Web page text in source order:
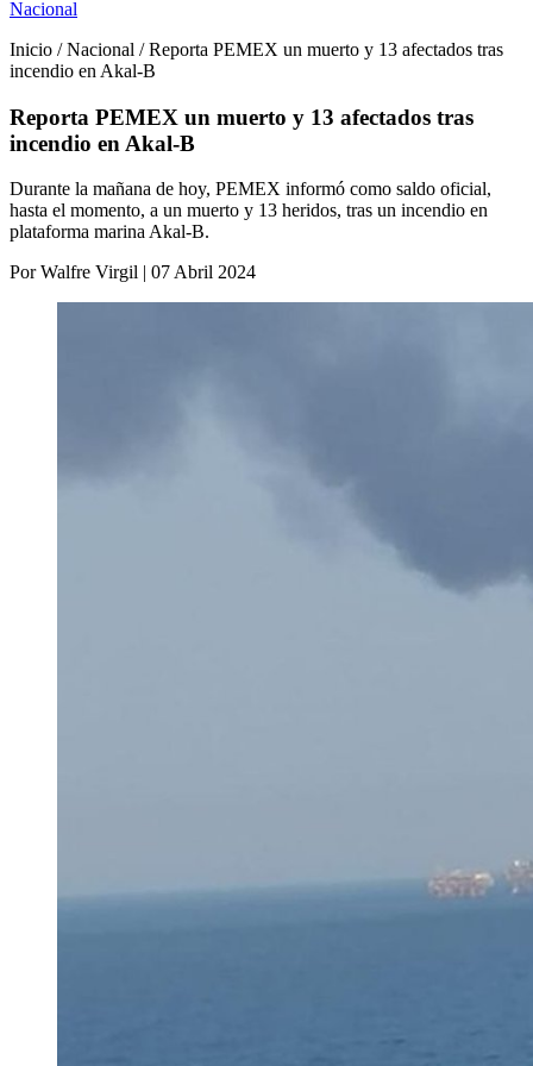
Nacional
Inicio / Nacional / Reporta PEMEX un muerto y 13 afectados tras
incendio en Akal-B
Reporta PEMEX un muerto y 13 afectados tras
incendio en Akal-B
Durante la mañana de hoy, PEMEX informó como saldo oficial,
hasta el momento, a un muerto y 13 heridos, tras un incendio en
plataforma marina Akal-B.
Por Walfre Virgil | 07 Abril 2024